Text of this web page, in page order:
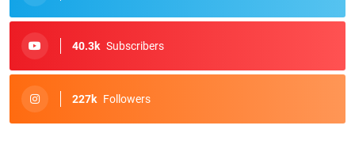
40.3k Subscribers
227k Followers